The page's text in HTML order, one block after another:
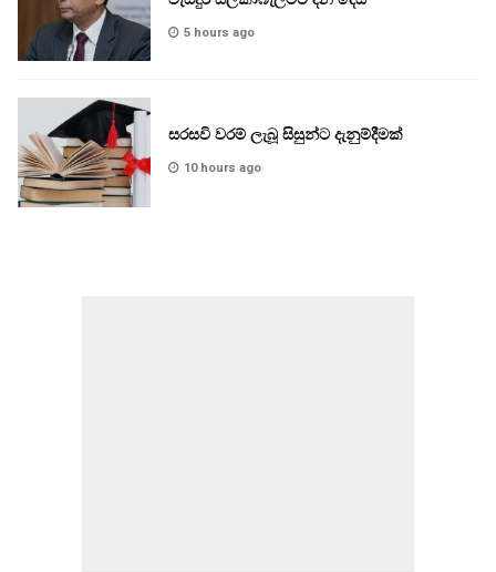
5 hours ago
සරසවි වරම් ලැබූ සිසුන්ට දැනුම්දීමක්
10 hours ago